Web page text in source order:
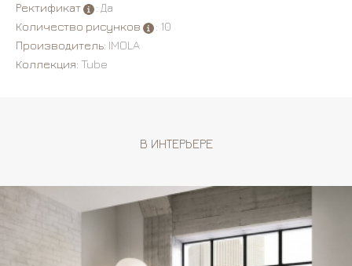
Ректификат
: Да
Количество рисунков
: 10
Производитель: IMOLA
Коллекция: Tube
В ИНТЕРЬЕРЕ